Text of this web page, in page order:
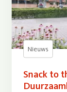
Nieuws
Snack to